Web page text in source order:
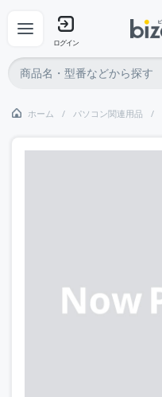
ログイン
ホーム パソコン関連用品